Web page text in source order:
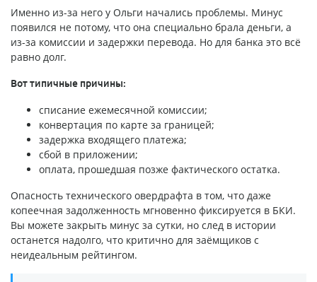
Именно из-за него у Ольги начались проблемы. Минус
появился не потому, что она специально брала деньги, а
из-за комиссии и задержки перевода. Но для банка это всё
равно долг.
Вот типичные причины:
списание ежемесячной комиссии;
конвертация по карте за границей;
задержка входящего платежа;
сбой в приложении;
оплата, прошедшая позже фактического остатка.
Опасность технического овердрафта в том, что даже
копеечная задолженность мгновенно фиксируется в БКИ.
Вы можете закрыть минус за сутки, но след в истории
останется надолго, что критично для заёмщиков с
неидеальным рейтингом.